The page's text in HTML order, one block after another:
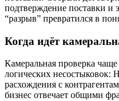
подтверждение поставки
“разрыв” превратился в
Когда идёт
Камеральная проверка чаще
логических
расхождения с
бизнес отвечает общими